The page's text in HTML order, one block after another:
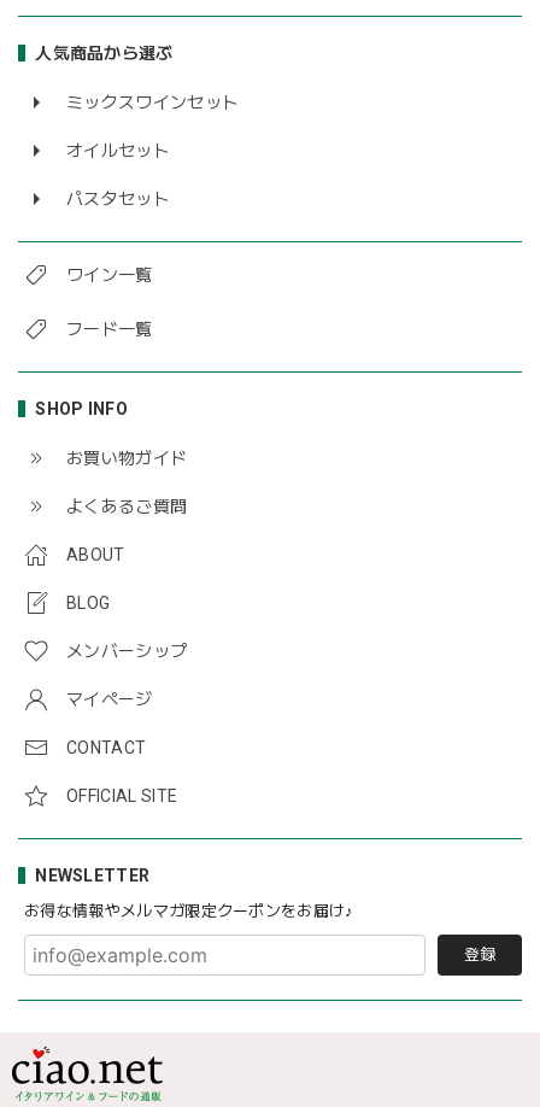
人気商品から選ぶ
ミックスワインセット
オイルセット
パスタセット
ワイン一覧
フード一覧
SHOP INFO
お買い物ガイド
よくあるご質問
ABOUT
BLOG
メンバーシップ
マイページ
CONTACT
OFFICIAL SITE
NEWSLETTER
お得な情報やメルマガ限定クーポンをお届け♪
登録